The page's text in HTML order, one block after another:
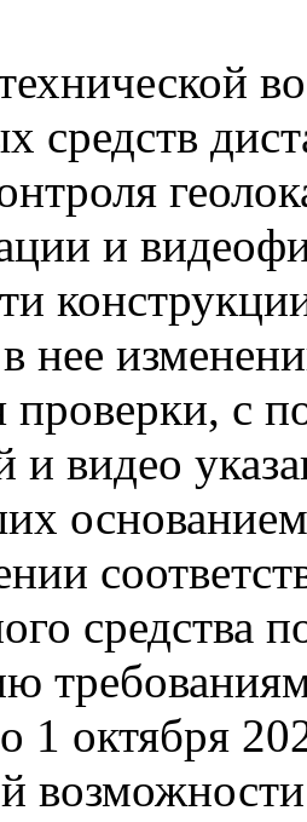
средств
и
нее
проверки, с
и видео
средства
1 октября